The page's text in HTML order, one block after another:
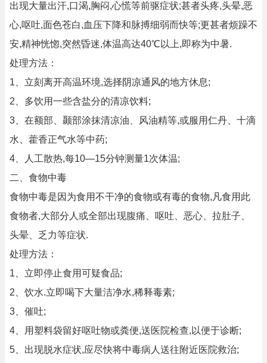
出现大量出汗,口渴,胸闷,心慌等前驱症状;甚者头疼,头晕,恶
心,呕吐,面色苍白,血压下降和脉搏细弱而快等;更甚者烦躁不
安,精神恍惚,突然昏迷,体温高达40℃以上,即称为中暑.
处理方法：
1、立刻离开高温环境,选择阴凉通风的地方休息;
2、多饮用一些含盐分的清凉饮料;
3、在额部、颞部涂抹清凉油、风油精等,或服用仁丹、十滴
水、藿香正气水等中药;
4、人工散热,每10—15分钟测量1次体温;
二、食物中毒
食物中毒是因为食用不干净的食物或有毒的食物,凡食用此
食物者,大部分人或全部出现腹痛、呕吐、恶心、拉肚子、
头晕、乏力等症状.
处理方法：
1、立即停止食用可疑食品;
2、饮水.立即喝下大量洁净水,稀释毒素;
3、催吐;
4、用塑料袋留好呕吐物或粪便,送医院检查,以便于诊断;
5、出现脱水症状,应尽快将中毒病人送往附近医院救治;